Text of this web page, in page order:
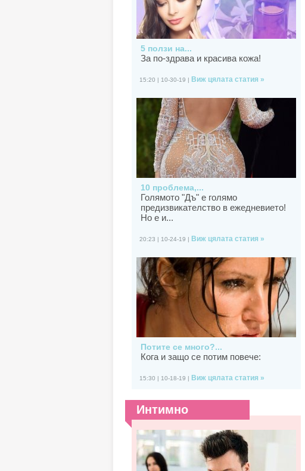
5 ползи на...
За по-здрава и красива кожа!
15:20 | 10-30-19 | Виж цялата статия »
10 проблема,...
Голямото "Дъ" е голямо
предизвикателство в ежедневието!
Но е и...
20:23 | 10-24-19 | Виж цялата статия »
Потите се много?...
Кога и защо се потим повече:
15:30 | 10-18-19 | Виж цялата статия »
Интимно